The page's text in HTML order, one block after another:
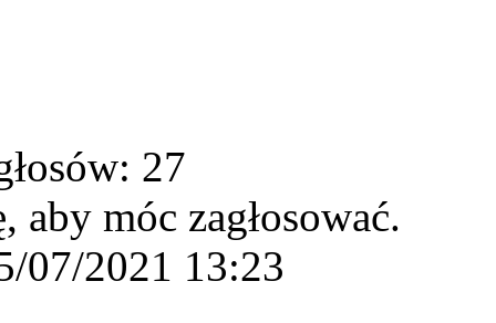
27
aby móc zagłosować.
07/2021 13:23